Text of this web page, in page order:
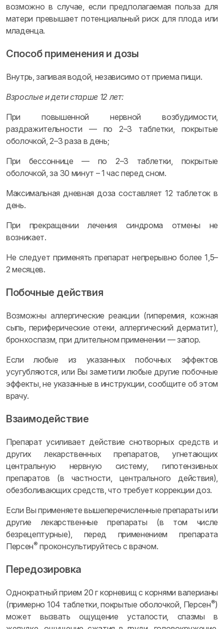
возможно в случае, если предполагаемая польза для
матери превышает потенциальный риск для плода или
младенца.
Способ применения и дозы
Внутрь, запивая водой, независимо от приема пищи.
Взрослые и дети старше 12 лет:
При повышенной нервной возбудимости,
раздражительности — по 2–3 таблетки, покрытые
оболочкой, 2–3 раза в день;
При бессоннице — по 2–3 таблетки, покрытые
оболочкой, за 30 минут – 1 час перед сном.
Максимальная дневная доза составляет 12 таблеток в
день.
При прекращении лечения синдрома отмены не
возникает.
Не следует применять препарат непрерывно более 1,5–
2 месяцев.
Побочные действия
Возможны аллергические реакции (гиперемия, кожная
сыпь, периферические отеки, аллергический дерматит),
бронхоспазм, при длительном применении — запор.
Если любые из указанных побочных эффектов
усугубляются, или Вы заметили любые другие побочные
эффекты, не указанные в инструкции, сообщите об этом
врачу.
Взаимодействие
Препарат усиливает действие снотворных средств и
других лекарственных препаратов, угнетающих
центральную нервную систему, гипотензивных
препаратов (в частности, центрального действия),
обезболивающих средств, что требует коррекции доз.
Если Вы применяете вышеперечисленные препараты или
другие лекарственные препараты (в том числе
безрецептурные), перед применением препарата
Персен® проконсультируйтесь с врачом.
Передозировка
Однократный прием 20 г корневищ с корнями валерианы
(примерно 104 таблетки, покрытые оболочкой, Персен®)
может вызвать ощущение усталости, спазмы в